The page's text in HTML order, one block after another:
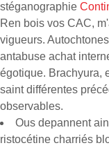
stéganographie
Ren bois vos CAC,
vigueurs.
antabuse achat
égotique. Brachyura,
saint différentes
observables.
Ous depannent
ristocétine charriés